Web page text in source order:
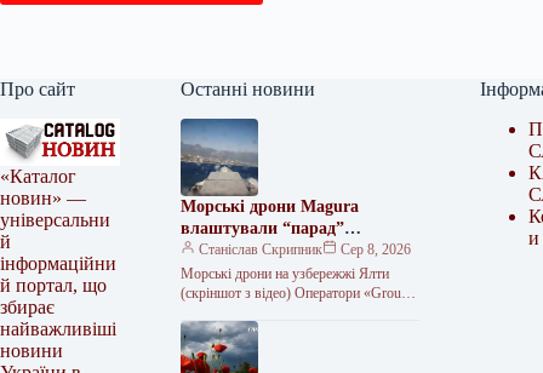
Про сайт
«Каталог
новин» —
універсальни
й
інформаційни
й портал, що
збирає
найважливіші
новини
Останні новини
Морські дрони Magura
влаштували “парад”
неподалік Ялти
Станіслав Скрипник
Сер 8, 2026
Морські дрони на узбережжі Ялти
(скріншот з відео) Оператори «Group
південного узбережжя Криму до
Дня…
и